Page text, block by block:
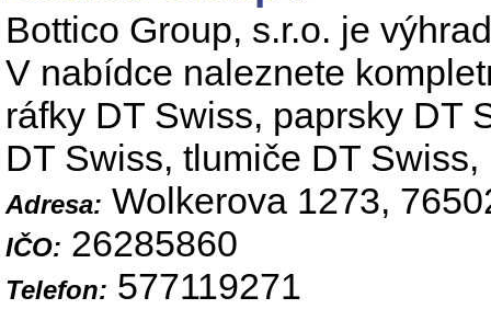
Bottico Group, s.r.o. je
V nabídce naleznete
ráfky DT Swiss, paprsky DT
DT Swiss, tlumiče DT
Adresa: Wolkerova 1273,
IČO: 26285860
Telefon: 577119271